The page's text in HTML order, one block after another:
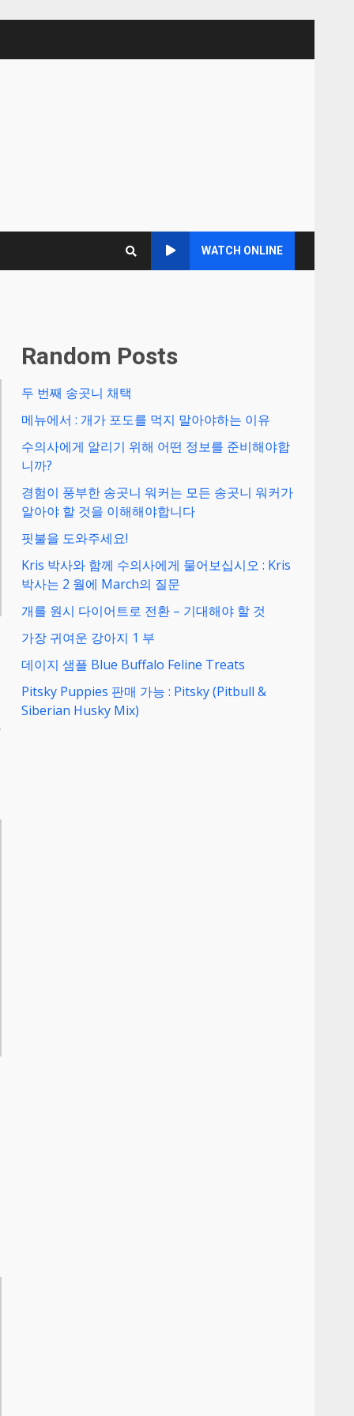
WATCH ONLINE
Random Posts
두 번째 송곳니 채택
메뉴에서 : 개가 포도를 먹지 말아야하는 이유
수의사에게 알리기 위해 어떤 정보를 준비해야합
니까?
경험이 풍부한 송곳니 워커는 모든 송곳니 워커가
알아야 할 것을 이해해야합니다
핏불을 도와주세요!
Kris 박사와 함께 수의사에게 물어보십시오 : Kris
박사는 2 월에 March의 질문
개를 원시 다이어트로 전환 – 기대해야 할 것
가장 귀여운 강아지 1 부
데이지 샘플 Blue Buffalo Feline Treats
Pitsky Puppies 판매 가능 : Pitsky (Pitbull &
Siberian Husky Mix)